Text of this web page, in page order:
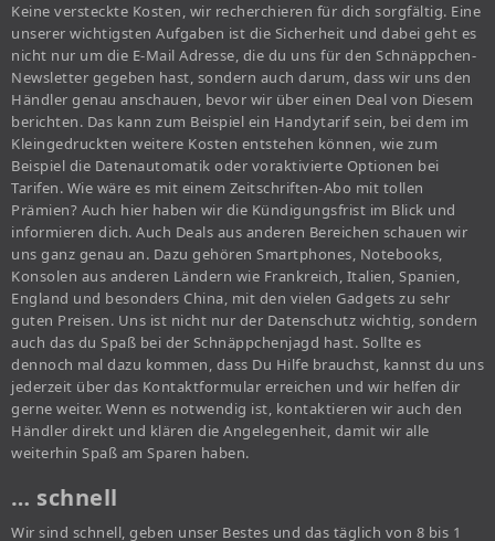
Keine versteckte Kosten, wir recherchieren für dich sorgfältig. Eine
unserer wichtigsten Aufgaben ist die Sicherheit und dabei geht es
nicht nur um die E-Mail Adresse, die du uns für den Schnäppchen-
Newsletter gegeben hast, sondern auch darum, dass wir uns den
Händler genau anschauen, bevor wir über einen Deal von Diesem
berichten. Das kann zum Beispiel ein Handytarif sein, bei dem im
Kleingedruckten weitere Kosten entstehen können, wie zum
Beispiel die Datenautomatik oder voraktivierte Optionen bei
Tarifen. Wie wäre es mit einem Zeitschriften-Abo mit tollen
Prämien? Auch hier haben wir die Kündigungsfrist im Blick und
informieren dich. Auch Deals aus anderen Bereichen schauen wir
uns ganz genau an. Dazu gehören Smartphones, Notebooks,
Konsolen aus anderen Ländern wie Frankreich, Italien, Spanien,
England und besonders China, mit den vielen Gadgets zu sehr
guten Preisen. Uns ist nicht nur der Datenschutz wichtig, sondern
auch das du Spaß bei der Schnäppchenjagd hast. Sollte es
dennoch mal dazu kommen, dass Du Hilfe brauchst, kannst du uns
jederzeit über das Kontaktformular erreichen und wir helfen dir
gerne weiter. Wenn es notwendig ist, kontaktieren wir auch den
Händler direkt und klären die Angelegenheit, damit wir alle
weiterhin Spaß am Sparen haben.
… schnell
Wir sind schnell, geben unser Bestes und das täglich von 8 bis 1